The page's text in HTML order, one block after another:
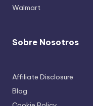
Walmart
Sobre Nosotros
Affiliate Disclosure
Blog